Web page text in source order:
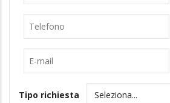
Telefono
Tipo richiesta